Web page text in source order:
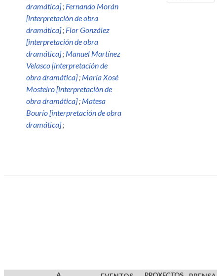
dramática]; Fernando Morán
[interpretación de obra
dramática]; Flor González
[interpretación de obra
dramática]; Manuel Martínez
Velasco [interpretación de
obra dramática]; María Xosé
Mosteiro [interpretación de
obra dramática]; Matesa
Bourío [interpretación de obra
dramática];